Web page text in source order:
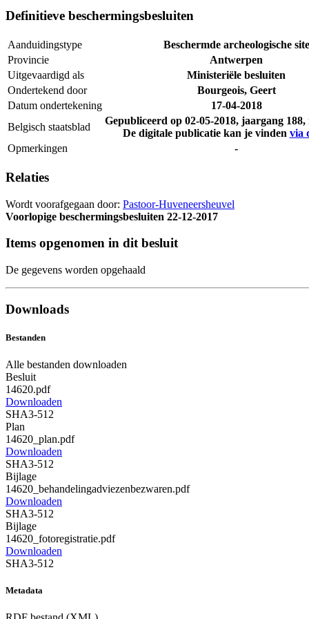
Definitieve beschermingsbesluiten
Aanduidingstype
Beschermde archeologische site
Provincie
Antwerpen
Uitgevaardigd als
Ministeriële besluiten
Ondertekend door
Bourgeois, Geert
Datum ondertekening
17-04-2018
Belgisch staatsblad
Gepubliceerd op 02-05-2018, jaargang
De digitale publicatie kan je vinden via
Opmerkingen
-
Relaties
Wordt voorafgegaan door: Pastoor-Huveneersheuvel
Voorlopige beschermingsbesluiten 22-12-2017
Items opgenomen in dit besluit
De gegevens worden opgehaald
Downloads
Bestanden
Alle bestanden downloaden
Besluit
14620.pdf
Downloaden
SHA3-512
Plan
14620_plan.pdf
Downloaden
SHA3-512
Bijlage
14620_behandelingadviezenbezwaren.pdf
Downloaden
SHA3-512
Bijlage
14620_fotoregistratie.pdf
Downloaden
SHA3-512
Metadata